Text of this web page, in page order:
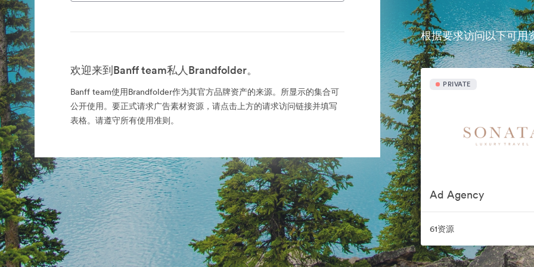
欢迎来到Banff team私人Brandfolder。
Banff team使用Brandfolder作为其官方品牌资产的来源。所显示的集合可
公开使用。要正式请求广告素材资源，请点击上方的请求访问链接并填写
表格。请遵守所有使用准则。
根据要求访问以下可用
PRIVATE
Ad Agency
61资源